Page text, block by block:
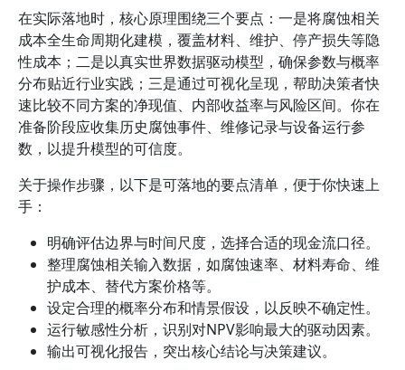
在实际落地时，核心原理围绕三个要点：一是将腐蚀相关
成本全生命周期化建模，覆盖材料、维护、停产损失等隐
性成本；二是以真实世界数据驱动模型，确保参数与概率
分布贴近行业实践；三是通过可视化呈现，帮助决策者快
速比较不同方案的净现值、内部收益率与风险区间。你在
准备阶段应收集历史腐蚀事件、维修记录与设备运行参
数，以提升模型的可信度。
关于操作步骤，以下是可落地的要点清单，便于你快速上
手：
明确评估边界与时间尺度，选择合适的现金流口径。
整理腐蚀相关输入数据，如腐蚀速率、材料寿命、维
护成本、替代方案价格等。
设定合理的概率分布和情景假设，以反映不确定性。
运行敏感性分析，识别对NPV影响最大的驱动因素。
输出可视化报告，突出核心结论与决策建议。